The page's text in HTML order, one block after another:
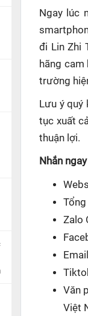
Ngay lúc
đi Lin Zhi
hãng
trường
Lưu ý quý
tục xuất
thuận lợi.
Nhắn
Zalo
Văn
Việt